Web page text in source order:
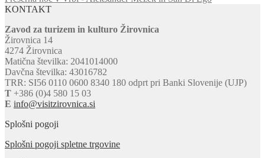
KONTAKT
Zavod za turizem in kulturo Žirovnica
Žirovnica 14
4274 Žirovnica
Matična številka: 2041014000
Davčna številka: 43016782
TRR: SI56 0110 0600 8340 180 odprt pri Banki Slovenije (UJP)
T +386 (0)4 580 15 03
E info@visitzirovnica.si
Splošni pogoji
Splošni pogoji spletne trgovine